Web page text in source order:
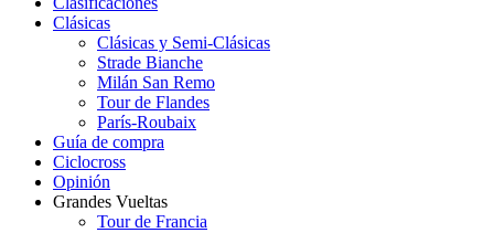
Clásicas
Clásicas y Semi-Clásicas
Strade Bianche
Milán San Remo
Tour de Flandes
París-Roubaix
Guía de compra
Ciclocross
Opinión
Grandes Vueltas
Tour de Francia